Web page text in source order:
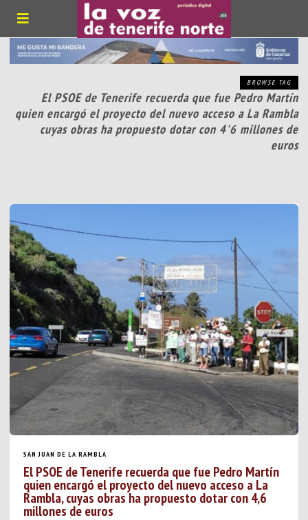
BROWSE TAG
El PSOE de Tenerife recuerda que fue Pedro Martín
quien encargó el proyecto del nuevo acceso a La Rambla
cuyas obras ha propuesto dotar con 4'6 millones de
euros
SAN JUAN DE LA RAMBLA
El PSOE de Tenerife recuerda que fue Pedro Martín
quien encargó el proyecto del nuevo acceso a La
Rambla, cuyas obras ha propuesto dotar con 4,6
millones de euros